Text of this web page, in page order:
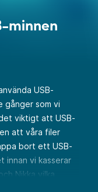
minnen
USB-
gånger som vi
viktigt att USB-
att våra filer
bort ett USB-
innan vi kasserar
Nikka vilka
USB-minnen